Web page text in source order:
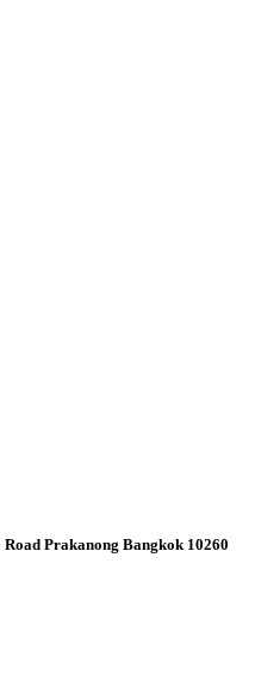
Prakanong Bangkok 10260